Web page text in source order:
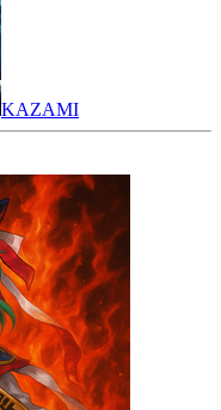
KAZAMI